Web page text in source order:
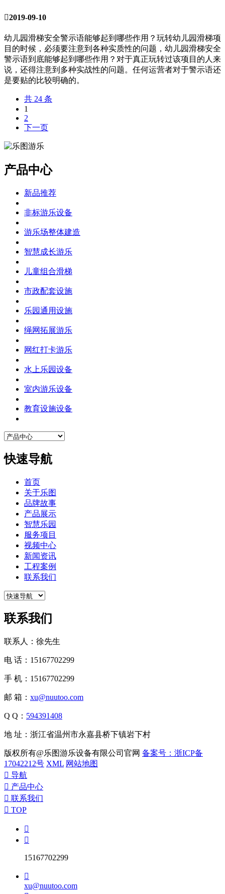
2019-09-10
幼儿园滑梯安全警示语能够起到哪些作用？玩转幼儿园滑梯项
目的时候，必须要注意到各种实质性的问题，幼儿园滑梯安全
警示语到底能够起到哪些作用？对于真正玩转过该项目的人来
说，还得注意到多种实战性的问题。任何运营者对于警示语还
是要贴的比较明确的。
共 24 条
1
2
下一页
产品中心
新品推荐
非标游乐设备
游乐场整体建造
智慧成长游乐
儿童组合滑梯
市政配套设施
乐园通用设施
绳网拓展游乐
网红打卡游乐
水上乐园设备
室内游乐设备
教育设施设备
快速导航
首页
关于乐图
品牌故事
产品展示
智慧乐园
服务项目
视频中心
新闻资讯
工程案例
联系我们
联系我们
联系人：徐先生
电 话：15167702299
手 机：15167702299
邮 箱： xu@nuutoo.com
Q Q： 594391408
地 址：浙江省温州市永嘉县桥下镇岩下村
版权所有@乐图游乐设备有限公司官网 备案号：浙ICP备
17042212号 XML 网站地图
 导航
 产品中心
 联系我们
 TOP


15167702299

xu@nuutoo.com